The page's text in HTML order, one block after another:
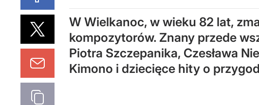
W Wielkanoc, w wieku 82 lat,
kompozytorów. Znany przede
Piotra Szczepanika, Czesława
Kimono i dziecięce hity o